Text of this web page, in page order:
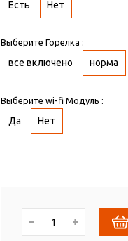
Есть Нет
Выберите Горелка :
все включено норма
Выберите wi-fi Модуль :
Да Нет
− +